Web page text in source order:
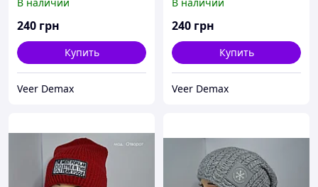
240 грн
Купить
Veer Demax
240 грн
Купить
Veer Demax